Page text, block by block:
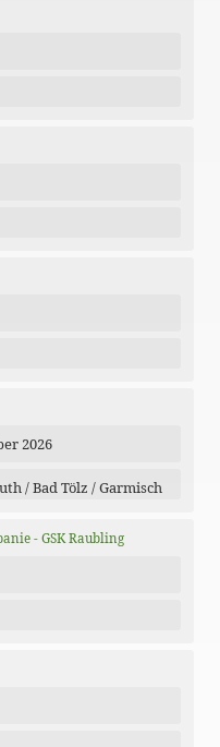
2026
/ Bad Tölz / Garmisch
- GSK Raubling